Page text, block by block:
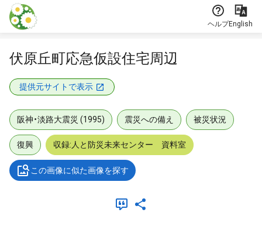
本文に飛ぶ
ヘルプEnglish
伏原丘町応急仮設住宅周辺
提供元サイトで表示
阪神・淡路大震災 (1995) 震災への備え 被災状況
復興 収録:人と防災未来センター 資料室
この画像に似た画像を探す